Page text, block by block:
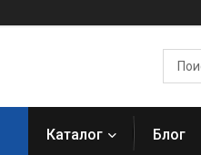
Каталог Блог